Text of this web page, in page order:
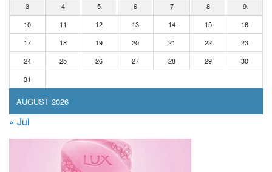
AUGUST 2026
3
4 5 6 7 8
9
10
11 12 13 14 15
16
17
18 19 20 21 22
23
24
25 26 27 28 29
30
31
« Jul